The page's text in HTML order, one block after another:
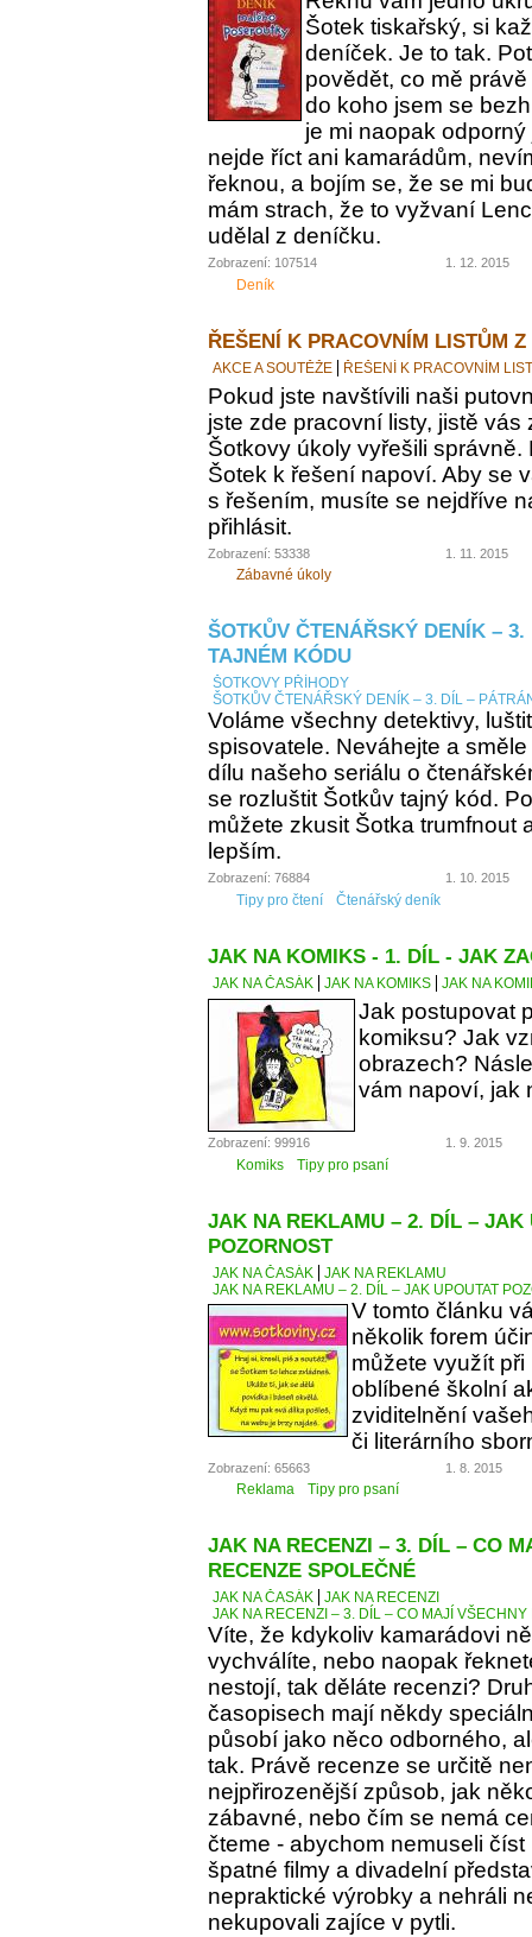
Šotek tiskařský, si
deníček. Je to tak.
povědět, co mě
do koho jsem se
je mi naopak
nejde říct ani kamarádům,
řeknou, a bojím se, že se mi
mám strach, že to vyžvaní
udělal z deníčku.
Zobrazení: 107514 1. 12. 2015
Deník
ŘEŠENÍ K PRACOVNÍM LISTŮM Z
AKCE A SOUTĚŽE ŘEŠENÍ K PRACOVNÍM
Pokud jste navštívili naši
jste zde pracovní listy, jistě vás
Šotkovy úkoly vyřešili
Šotek k řešení napoví. Aby se
s řešením, musíte se nejdříve
přihlásit.
Zobrazení: 53338 1. 11. 2015
Zábavné úkoly
ŠOTKŮV ČTENÁŘSKÝ DENÍK –
TAJNÉM KÓDU
ŠOTKOVY PŘÍHODY
ŠOTKŮV ČTENÁŘSKÝ DENÍK – 3. DÍL –
Voláme všechny detektivy,
spisovatele. Neváhejte a
dílu našeho seriálu o
se rozluštit Šotkův tajný kód.
můžete zkusit Šotka trumfnout
lepším.
Zobrazení: 76884 1. 10. 2015
Tipy pro čtení Čtenářský deník
JAK NA KOMIKS - 1. DÍL - JAK
JAK NA ČASÁK JAK NA KOMIKS JAK NA
Jak postupovat
komiksu? Jak
obrazech?
vám napoví, jak
Zobrazení: 99916 1. 9. 2015
Komiks Tipy pro psaní
JAK NA REKLAMU – 2. DÍL – JAK
POZORNOST
JAK NA ČASÁK
JAK NA REKLAMU
JAK NA REKLAMU – 2. DÍL – JAK UPOUTAT
V tomto článku
několik forem
můžete využít
oblíbené školní
zviditelnění
či literárního
Zobrazení: 65663 1. 8. 2015
Reklama Tipy pro psaní
JAK NA RECENZI – 3. DÍL – CO
RECENZE SPOLEČNÉ
JAK NA ČASÁK
JAK NA RECENZI
JAK NA RECENZI – 3. DÍL – CO MAJÍ
Víte, že kdykoliv kamarádovi
vychválíte, nebo naopak
nestojí, tak děláte recenzi?
časopisech mají někdy
působí jako něco odborného,
tak. Právě recenze se určitě
nejpřirozenější způsob, jak
zábavné, nebo čím se nemá
čteme - abychom nemuseli
špatné filmy a divadelní
nepraktické výrobky a nehráli
nekupovali zajíce v pytli.